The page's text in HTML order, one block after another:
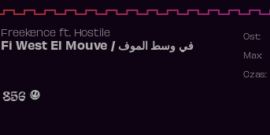
Freekence ft. Hostile
Fi West El Mouve / في وسط الموف
856
Ost:
Max:
Czas: